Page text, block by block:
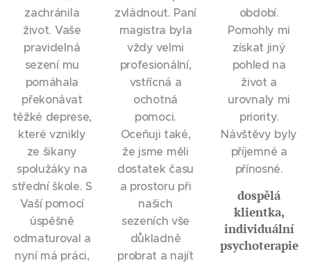
zachránila
život. Vaše
pravidelná
sezení mu
pomáhala
překonávat
těžké deprese,
které vznikly
ze šikany
spolužáky na
střední škole. S
Vaší pomocí
úspěšně
odmaturoval a
nyní má práci,
zvládnout. Paní
magistra byla
vždy velmi
profesionální,
vstřícná a
ochotná
pomoci.
Oceňuji také,
že jsme měli
dostatek času
a prostoru při
našich
sezeních vše
důkladně
probrat a najít
období.
Pomohly mi
získat jiný
pohled na
život a
urovnaly mi
priority.
Návštěvy byly
příjemné a
přínosné.
dospělá
klientka,
individuální
psychoterapie